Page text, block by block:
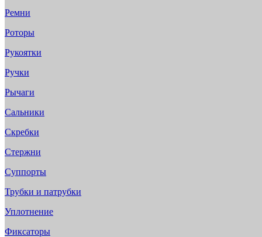
Ремни
Роторы
Рукоятки
Ручки
Рычаги
Сальники
Скребки
Стержни
Суппорты
Трубки и патрубки
Уплотнение
Фиксаторы